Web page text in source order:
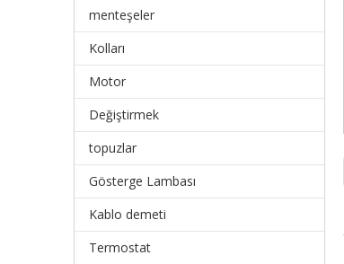
menteşeler
Kolları
Motor
Değiştirmek
topuzlar
Gösterge Lambası
Kablo demeti
Termostat